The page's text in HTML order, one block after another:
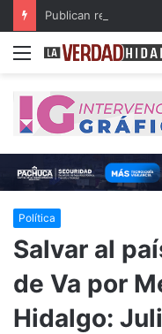
Menu
Política
Salvar al
de Va por
Hidalgo: